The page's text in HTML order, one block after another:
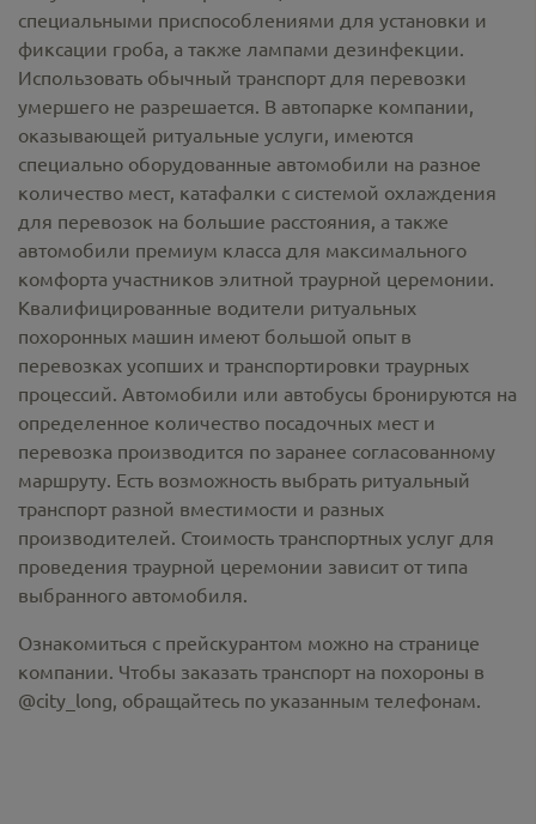
специальными приспособлениями для установки и
фиксации гроба, а также лампами дезинфекции.
Использовать обычный транспорт для перевозки
умершего не разрешается. В автопарке компании,
оказывающей ритуальные услуги, имеются
специально оборудованные автомобили на разное
количество мест, катафалки с системой охлаждения
для перевозок на большие расстояния, а также
автомобили премиум класса для максимального
комфорта участников элитной траурной церемонии.
Квалифицированные водители ритуальных
похоронных машин имеют большой опыт в
перевозках усопших и транспортировки траурных
процессий. Автомобили или автобусы бронируются на
определенное количество посадочных мест и
перевозка производится по заранее согласованному
маршруту. Есть возможность выбрать ритуальный
транспорт разной вместимости и разных
производителей. Стоимость транспортных услуг для
проведения траурной церемонии зависит от типа
выбранного автомобиля.
Ознакомиться с прейскурантом можно на странице
компании. Чтобы заказать транспорт на похороны в
@city_long, обращайтесь по указанным телефонам.